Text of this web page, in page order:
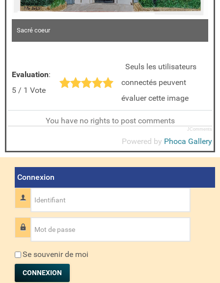
Sacré coeur
Evaluation:
5 / 1 Vote
Seuls les utilisateurs
connectés peuvent
évaluer cette image
You have no rights to post comments
JComments
Powered by Phoca Gallery
Connexion
Identifiant
Mot de passe
Se souvenir de moi
CONNEXION